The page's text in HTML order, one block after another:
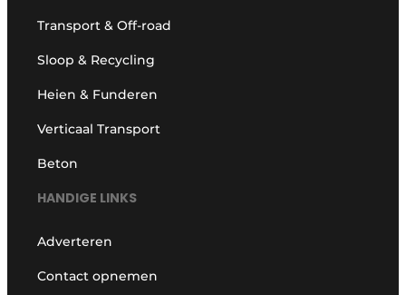
Transport & Off-road
Sloop & Recycling
Heien & Funderen
Verticaal Transport
Beton
HANDIGE LINKS
Adverteren
Contact opnemen